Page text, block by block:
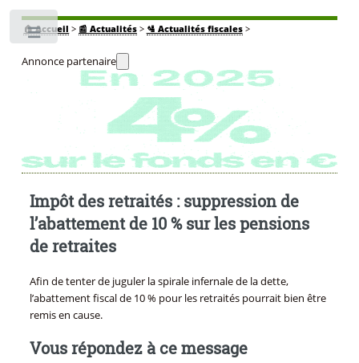
🏠Accueil > 📰 Actualités> 🛂 Actualités fiscales>
Annonce partenaire
Impôt des retraités : suppression de
l’abattement de 10 % sur les pensions
de retraites
Afin de tenter de juguler la spirale infernale de la dette,
l’abattement fiscal de 10 % pour les retraités pourrait bien être
remis en cause.
Vous répondez à ce message
Toggle